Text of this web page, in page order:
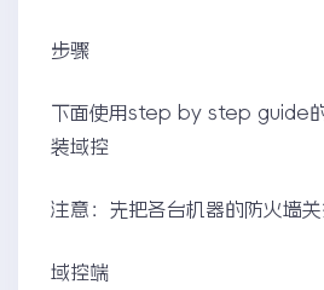
步骤
下面使用step by step guide
装域控
注意：先把各台机器的防火墙关
域控端